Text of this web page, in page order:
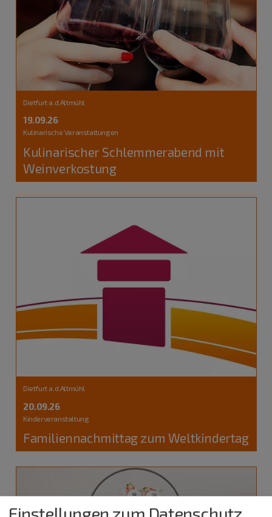
Dietfurt a.d.Altmühl
19.09.26
Kulinarische Veranstaltungen
Kulinarischer Schlemmerabend mit
Weinverkostung
Dietfurt a.d.Altmühl
20.09.26
Kinderveranstaltung
Familiennachmittag zum Weltkindertag